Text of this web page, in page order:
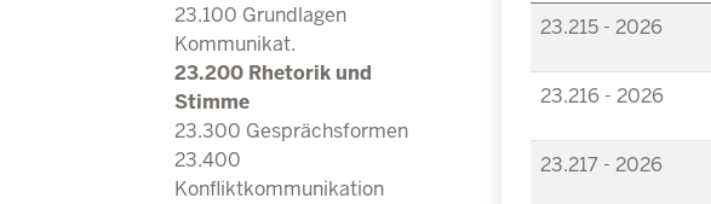
23.100 Grundlagen
Kommunikat.
23.200 Rhetorik und
Stimme
23.300 Gesprächsformen
23.400
Konfliktkommunikation
23.215 - 2026
23.216 - 2026
23.217 - 2026